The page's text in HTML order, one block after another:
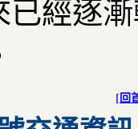
已經逐
[ 回